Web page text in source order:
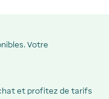
Votre
et profitez de tarifs